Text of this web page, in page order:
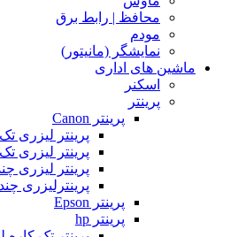
محافظ | رابط برق
مودم
نمایشگر (مانیتور)
ماشین های اداری
اسکنر
پرینتر
پرینتر Canon
پرینتر لیزری
پرینتر لیزری
پرینتر لیزری
پرینترلیزری
پرینتر Epson
پرینتر hp